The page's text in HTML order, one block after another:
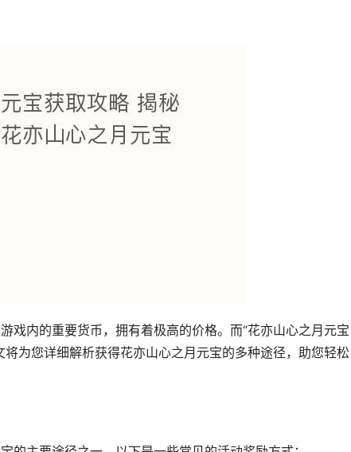
戏内的重要货币，拥有着极高的价格。而“花亦山心之月元宝
为您详细解析获得花亦山心之月元宝的多种途径，助您轻松